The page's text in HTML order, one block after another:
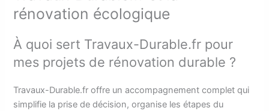
rénovation écologique
À quoi sert Travaux-Durable.fr pour
mes projets de rénovation durable ?
Travaux-Durable.fr offre un accompagnement complet qui
simplifie la prise de décision, organise les étapes du